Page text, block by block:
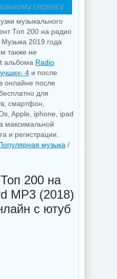
сервису
музыкального
Топ 200 на радио
Музыка 2019 года
также не
альбома Radio
4 и после
онлайне после
для
смартфон,
Apple, iphone, ipad
максимальной
и регистрации.
музыка /
200 на
MP3 (2018)
с ютуб